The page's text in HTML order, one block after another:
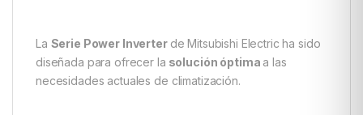
La Serie Power Inverter de Mitsubishi Electric ha sido
diseñada para ofrecer la solución óptima a las
necesidades actuales de climatización.